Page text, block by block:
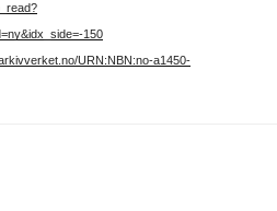
150
URN:NBN:no-a1450-